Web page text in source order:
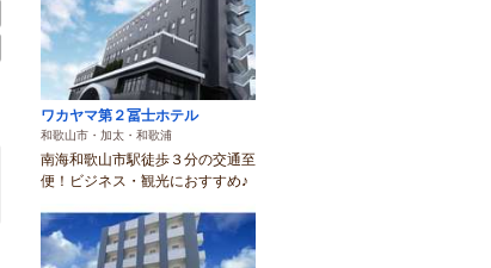
ワカヤマ第２冨士ホテル
和歌山市・加太・和歌浦
南海和歌山市駅徒歩３分の交通至
便！ビジネス・観光におすすめ♪